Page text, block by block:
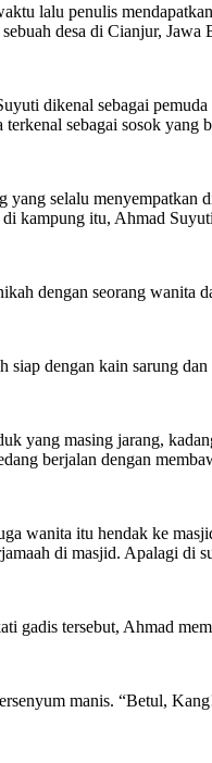
lalu penulis
desa di Cianjur, Jawa
dikenal sebagai
sebagai sosok
yang selalu
kampung itu, Ahmad
dengan seorang
siap dengan kain sarung
yang masing jarang,
berjalan dengan
wanita itu hendak ke
di masjid. Apalagi di
gadis tersebut, Ahmad
manis. “Betul,